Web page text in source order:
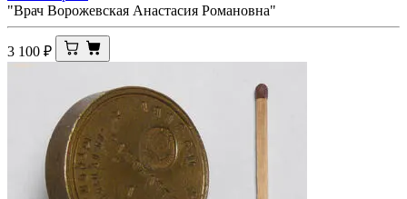
"Врач Ворожевская Анастасия Романовна"
3 100 ₽